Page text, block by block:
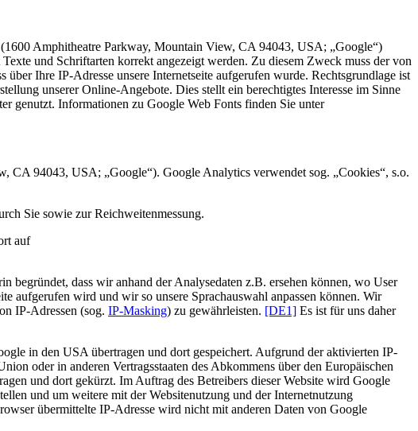
Amphitheatre Parkway, Mountain View, CA 94043, USA; „Google“)
und Schriftarten korrekt angezeigt werden. Zu diesem Zweck muss der von
Ihre IP-Adresse unsere Internetseite aufgerufen wurde. Rechtsgrundlage ist
unserer Online-Angebote. Dies stellt ein berechtigtes Interesse im Sinne
genutzt. Informationen zu Google Web Fonts finden Sie unter
CA 94043, USA; „Google“). Google Analytics verwendet sog. „Cookies“, s.o.
Sie sowie zur Reichweitenmessung.
auf
begründet, dass wir anhand der Analysedaten z.B. ersehen können, wo User
aufgerufen wird und wir so unsere Sprachauswahl anpassen können. Wir
IP-Adressen (sog. IP-Masking) zu gewährleisten. [DE1] Es ist für uns daher
in den USA übertragen und dort gespeichert. Aufgrund der aktivierten IP-
oder in anderen Vertragsstaaten des Abkommens über den Europäischen
und dort gekürzt. Im Auftrag des Betreibers dieser Website wird Google
und um weitere mit der Websitenutzung und der Internetnutzung
übermittelte IP-Adresse wird nicht mit anderen Daten von Google